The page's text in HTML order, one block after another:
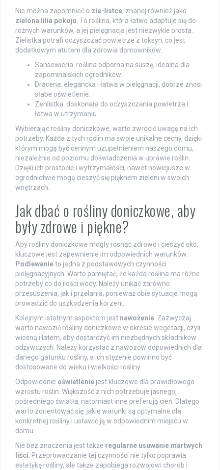
Nie można zapomnieć o zie-listce, znanej również jako
zielona lilia pokoju. To roślina, która łatwo adaptuje się do
różnych warunków, a jej pielęgnacja jest niezwykle prosta.
Zielistka potrafi oczyszczać powietrze z toksyn, co jest
dodatkowym atutem dla zdrowia domowników.
Sansewieria: roślina odporna na suszę, idealna dla
zapominalskich ogrodników.
Dracena: elegancka i łatwa w pielęgnacji, dobrze znosi
słabe oświetlenie.
Zenlistka: doskonała do oczyszczania powietrza i
łatwa w utrzymaniu.
Wybierając rośliny doniczkowe, warto zwrócić uwagę na ich
potrzeby. Każda z tych roślin ma swoje unikalne cechy, dzięki
którym mogą być cennym uzupełnieniem naszego domu,
niezależnie od poziomu doświadczenia w uprawie roślin.
Dzięki ich prostocie i wytrzymałości, nawet nowicjusze w
ogrodnictwie mogą cieszyć się pięknem zieleni w swoich
wnętrzach.
Jak dbać o rośliny doniczkowe, aby
były zdrowe i piękne?
Aby rośliny doniczkowe mogły rosnąć zdrowo i cieszyć oko,
kluczowe jest zapewnienie im odpowiednich warunków.
Podlewanieto jedna z podstawowych czynności
pielęgnacyjnych. Warto pamiętać, że każda roślina ma różne
potrzeby co do ilości wody. Należy unikać zarówno
przesuszenia, jak i przelania, ponieważ obie sytuacje mogą
prowadzić do uszkodzenia korzeni.
Kolejnym istotnym aspektem jest nawożenie. Zazwyczaj
warto nawozić rośliny doniczkowe w okresie wegetacji, czyli
wiosną i latem, aby dostarczyć im niezbędnych składników
odżywczych. Należy korzystać z nawozów odpowiednich dla
danego gatunku rośliny, a ich stężenie powinno być
dostosowane do wieku i wielkości rośliny.
Odpowiednie oświetlenie jest kluczowe dla prawidłowego
wzrostu roślin. Większość z nich potrzebuje jasnego,
pośredniego światła, natomiast inne preferują cień. Dlatego
warto zorientować się, jakie warunki są optymalne dla
konkretnej rośliny i ustawić ją w odpowiednim miejscu w
domu.
Nie bez znaczenia jest także regularne usuwanie martwych
liści. Przeprowadzanie tej czynności nie tylko poprawia
estetykę rośliny, ale także zapobiega rozwojowi chorób i